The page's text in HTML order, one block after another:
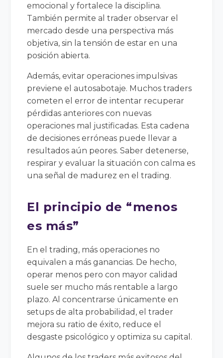
emocional y fortalece la disciplina.
También permite al trader observar el
mercado desde una perspectiva más
objetiva, sin la tensión de estar en una
posición abierta.
Además, evitar operaciones impulsivas
previene el autosabotaje. Muchos traders
cometen el error de intentar recuperar
pérdidas anteriores con nuevas
operaciones mal justificadas. Esta cadena
de decisiones erróneas puede llevar a
resultados aún peores. Saber detenerse,
respirar y evaluar la situación con calma es
una señal de madurez en el trading.
El principio de “menos
es más”
En el trading, más operaciones no
equivalen a más ganancias. De hecho,
operar menos pero con mayor calidad
suele ser mucho más rentable a largo
plazo. Al concentrarse únicamente en
setups de alta probabilidad, el trader
mejora su ratio de éxito, reduce el
desgaste psicológico y optimiza su capital.